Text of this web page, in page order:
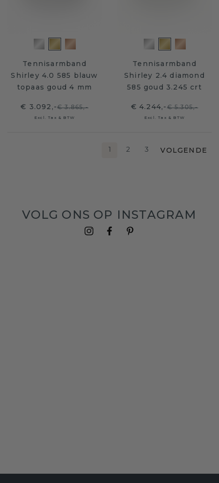
Tennisarmband
Shirley 4.0 585 blauw
topaas goud 4 mm
€ 3.092,-€ 3.865,-
Excl. Tax & BTW
Tennisarmband
Shirley 2.4 diamond
585 goud 3.245 crt
€ 4.244,-€ 5.305,-
Excl. Tax & BTW
1 2 3 VOLGENDE
VOLG ONS OP INSTAGRAM